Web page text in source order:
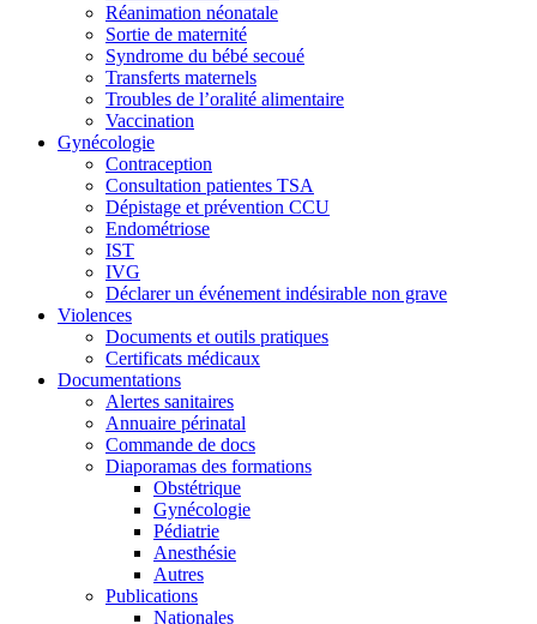
Réanimation néonatale
Sortie de maternité
Syndrome du bébé secoué
Transferts maternels
Troubles de l’oralité alimentaire
Vaccination
Gynécologie
Contraception
Consultation patientes TSA
Dépistage et prévention CCU
Endométriose
IST
IVG
Déclarer un événement indésirable non grave
Violences
Documents et outils pratiques
Certificats médicaux
Documentations
Alertes sanitaires
Annuaire périnatal
Commande de docs
Diaporamas des formations
Obstétrique
Gynécologie
Pédiatrie
Anesthésie
Autres
Publications
Nationales